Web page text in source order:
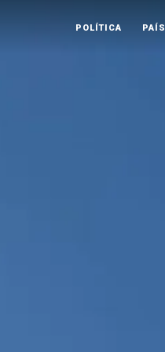
POLÍTICA PAÍS